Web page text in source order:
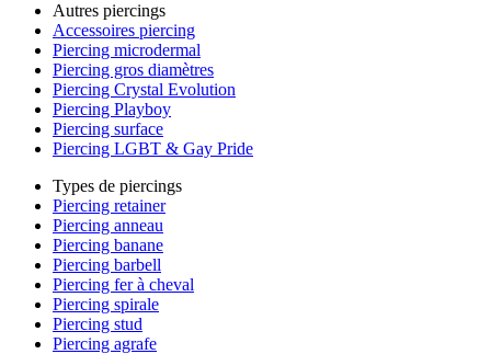
Autres piercings
Accessoires piercing
Piercing microdermal
Piercing gros diamètres
Piercing Crystal Evolution
Piercing Playboy
Piercing surface
Piercing LGBT & Gay Pride
Types de piercings
Piercing retainer
Piercing anneau
Piercing banane
Piercing barbell
Piercing fer à cheval
Piercing spirale
Piercing stud
Piercing agrafe